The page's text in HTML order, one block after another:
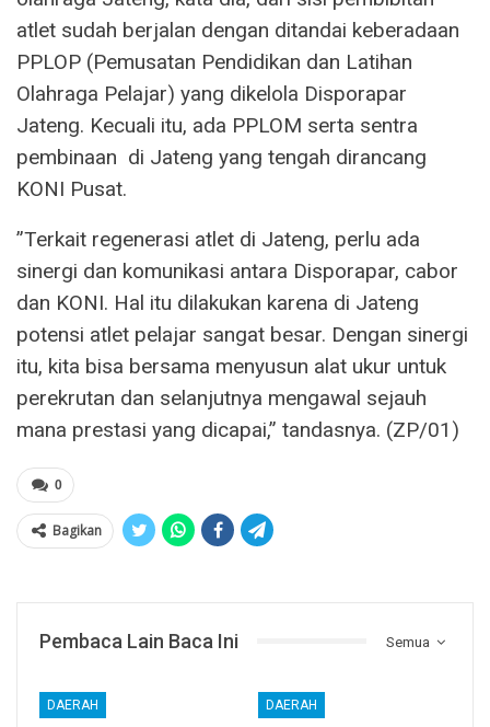
atlet sudah berjalan dengan ditandai keberadaan
PPLOP (Pemusatan Pendidikan dan Latihan
Olahraga Pelajar) yang dikelola Disporapar
Jateng. Kecuali itu, ada PPLOM serta sentra
pembinaan di Jateng yang tengah dirancang
KONI Pusat.
”Terkait regenerasi atlet di Jateng, perlu ada
sinergi dan komunikasi antara Disporapar, cabor
dan KONI. Hal itu dilakukan karena di Jateng
potensi atlet pelajar sangat besar. Dengan sinergi
itu, kita bisa bersama menyusun alat ukur untuk
perekrutan dan selanjutnya mengawal sejauh
mana prestasi yang dicapai,” tandasnya. (ZP/01)
0
Bagikan
Semua
Pembaca Lain Baca Ini
DAERAH DAERAH